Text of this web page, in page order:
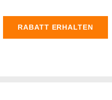
RABATT ERHALTEN